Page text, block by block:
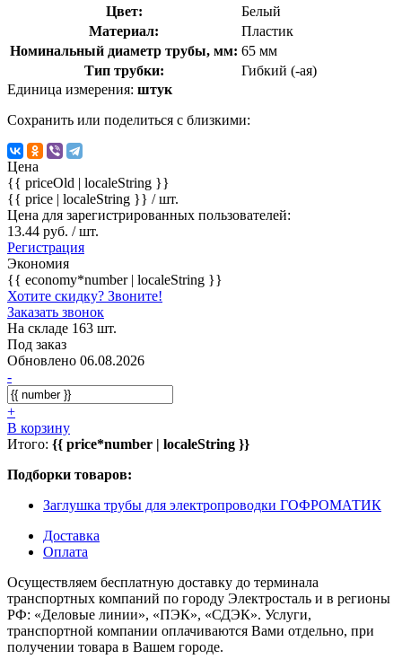
Цвет:
Белый
Материал:
Пластик
Номинальный диаметр трубы, мм: 65 мм
Тип трубки:
Гибкий (-ая)
Единица измерения: штук
Сохранить или поделиться с близкими:
Цена
{{ priceOld | localeString }}
{{ price | localeString }} / шт.
Цена для зарегистрированных пользователей:
13.44 руб. / шт.
Регистрация
Экономия
{{ economy*number | localeString }}
Хотите скидку? Звоните!
Заказать звонок
На складе 163 шт.
Под заказ
Обновлено 06.08.2026
-
+
В корзину
Итого: {{ price*number | localeString }}
Подборки товаров:
Заглушка трубы для электропроводки ГОФРОМАТИК
Доставка
Оплата
Осуществляем бесплатную доставку до терминала
транспортных компаний по городу Электросталь и в регионы
РФ: «Деловые линии», «ПЭК», «СДЭК». Услуги,
транспортной компании оплачиваются Вами отдельно, при
получении товара в Вашем городе.